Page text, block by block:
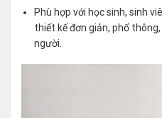
Phù hợp với học sinh, sinh
thiết kế đơn giản, phổ
người.